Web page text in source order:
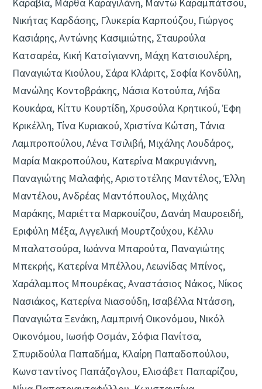
Νικήτας Καρδάσης, Γλυκερία Καρπούζου, Γιώργος
Κασιάρης, Αντώνης Κασιμιώτης, Σταυρούλα
Κατσαρέα, Κική Κατσίγιαννη, Μάχη Κατσιουλέρη,
Παναγιώτα Κιούλου, Σάρα Κλάριτς, Σοφία Κονδύλη,
Μανώλης Κοντοβράκης, Νάσια Κοτούπα, Λήδα
Κουκάρα, Κίττυ Κουρτίδη, Χρυσούλα Κρητικού, Έφη
Κρικέλλη, Τίνα Κυριακού, Χριστίνα Κώτση, Τάνια
Λαμπροπούλου, Λένα Τσιλιβή, Μιχάλης Λουδάρος,
Μαρία Μακροπούλου, Κατερίνα Μακρυγιάννη,
Παναγιώτης Μαλαφής, Αριστοτέλης Μαντέλος, Έλλη
Μαντέλου, Ανδρέας Μαντόπουλος, Μιχάλης
Μαράκης, Μαριέττα Μαρκουίζου, Δανάη Μαυροειδή,
Εριφύλη Μέξα, Αγγελική Μουρτζούχου, Κέλλυ
Μπαλατσούρα, Ιωάννα Μπαρούτα, Παναγιώτης
Μπεκρής, Κατερίνα Μπέλλου, Λεωνίδας Μπίνος,
Χαράλαμπος Μπουρέκας, Αναστάσιος Νάκος, Νίκος
Νασιάκος, Κατερίνα Νιασούδη, Ισαβέλλα Ντάσση,
Παναγιώτα Ξενάκη, Λαμπρινή Οικονόμου, Νικόλ
Οικονόμου, Ιωσήφ Οσμάν, Σόφια Πανίτσα,
Σπυριδούλα Παπαδήμα, Κλαίρη Παπαδοπούλου,
Κωνσταντίνος Παπάζογλου, Ελισάβετ Παπαρίζου,